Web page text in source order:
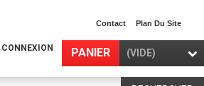
Contact Plan Du Site
PANIER (VIDE)
CONNEXION